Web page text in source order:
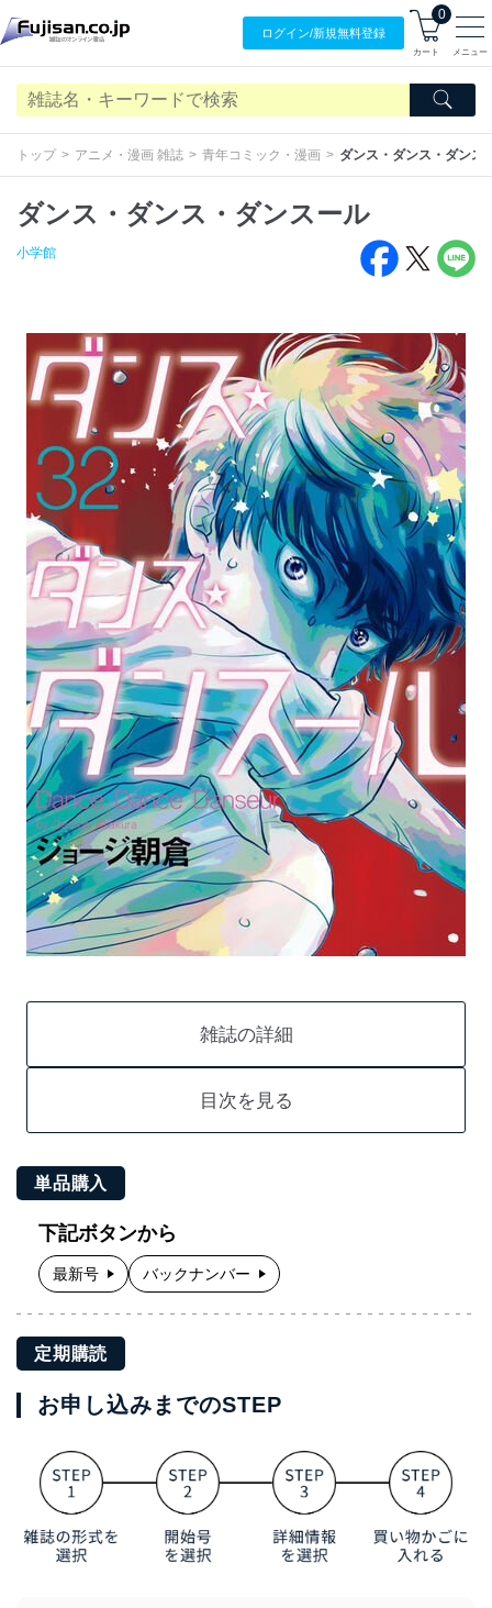
ログイン/新規無料登録
0
カート メニュー
トップ アニメ・漫画 雑誌 青年コミック・漫画 ダンス・ダンス・ダンス
ダンス・ダンス・ダンスール
小学館
雑誌の詳細
目次を見る
単品購入
下記ボタンから
最新号 バックナンバー
定期購読
お申し込みまでのSTEP